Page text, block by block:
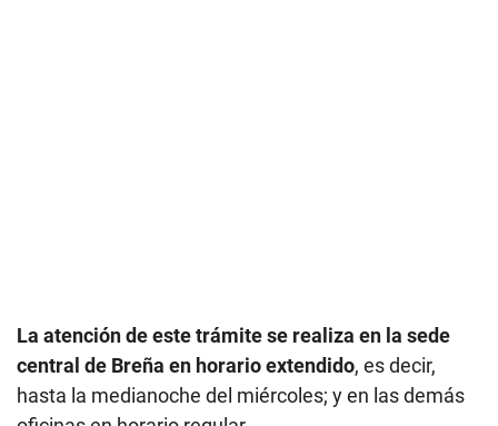
La atención de este trámite se realiza en la sede
central de Breña en horario extendido, es decir,
hasta la medianoche del miércoles; y en las demás